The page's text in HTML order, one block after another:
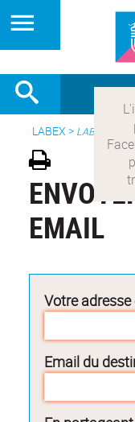
LABEX > LABEX
EMAIL
Votre
Email du